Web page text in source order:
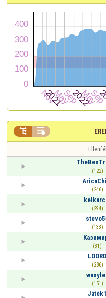
 
Ellenfél
(122)
(246)
(294)
(133)
(31)
LOORD
(286)
(151)
Játék1